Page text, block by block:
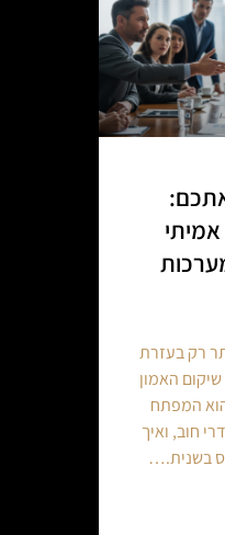
רק בעזרת
האמון
המפתח
חוב, ואיך
בשנית.…